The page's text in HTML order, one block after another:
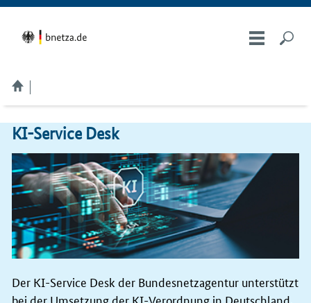
KI-Service Desk
Der KI-Service Desk der Bundesnetzagentur unterstützt